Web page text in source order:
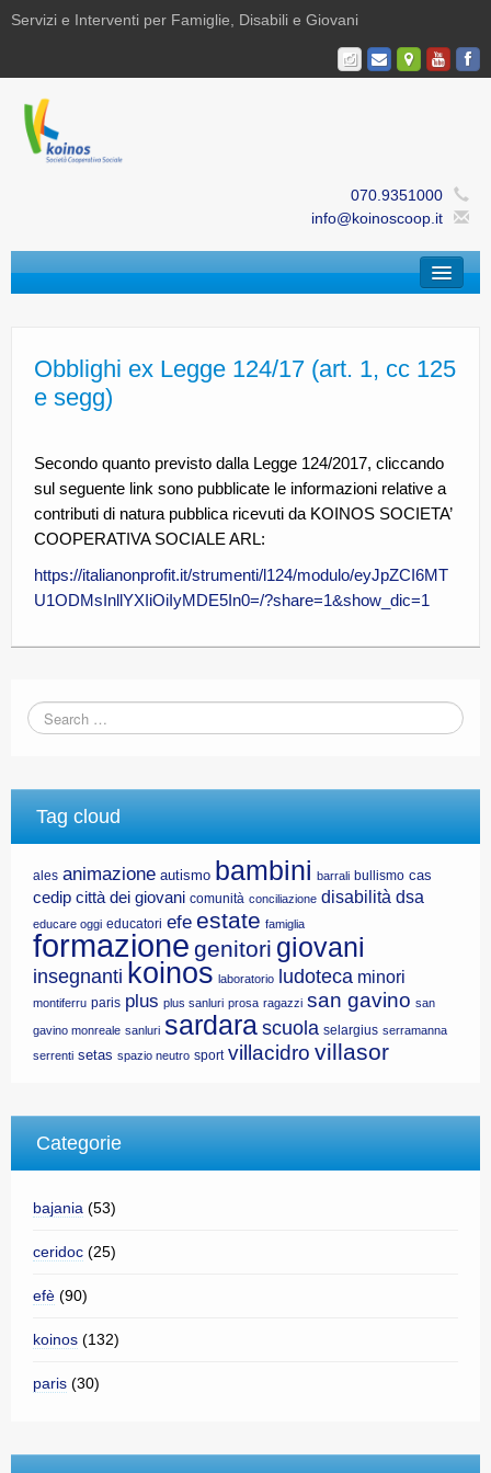
Servizi e Interventi per Famiglie, Disabili e Giovani
070.9351000
info@koinoscoop.it
Area Famiglie e Minori | Efè
Area Disabilità | Paris
Area Ricerca, Documentazione e Formazione |
CE.RI.FORM
Whistleblowing
Lavora con noi
Guspini
Obblighi ex Legge 124/17 (art. 1, cc 125
e segg)
Secondo quanto previsto dalla Legge 124/2017, cliccando
sul seguente link sono pubblicate le informazioni relative a
contributi di natura pubblica ricevuti da KOINOS SOCIETA’
COOPERATIVA SOCIALE ARL:
https://italianonprofit.it/strumenti/l124/modulo/eyJpZCI6MT
U1ODMsInllYXIiOiIyMDE5In0=/?share=1&show_dic=1
Tag cloud
ales animazione autismo bambini barrali bullismo cas
cedip città dei giovani comunità conciliazione disabilità dsa
educare oggi educatori efe estate famiglia
formazione genitori giovani
insegnanti koinos laboratorio ludoteca minori
montiferru paris plus plus sanluri prosa ragazzi san gavino san
gavino monreale sanluri sardara scuola selargius serramanna
serrenti setas spazio neutro sport villacidro villasor
Categorie
bajania (53)
ceridoc (25)
efè (90)
koinos (132)
paris (30)